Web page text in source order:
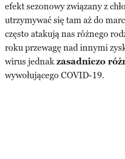
efekt sezonowy związany z
utrzymywać się tam aż do
często atakują nas różnego
roku przewagę nad innymi
wirus jednakzasadniczo
wywołującego COVID-19.